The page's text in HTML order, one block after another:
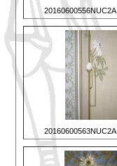
20160600556NUC2A
20160600563NUC2A